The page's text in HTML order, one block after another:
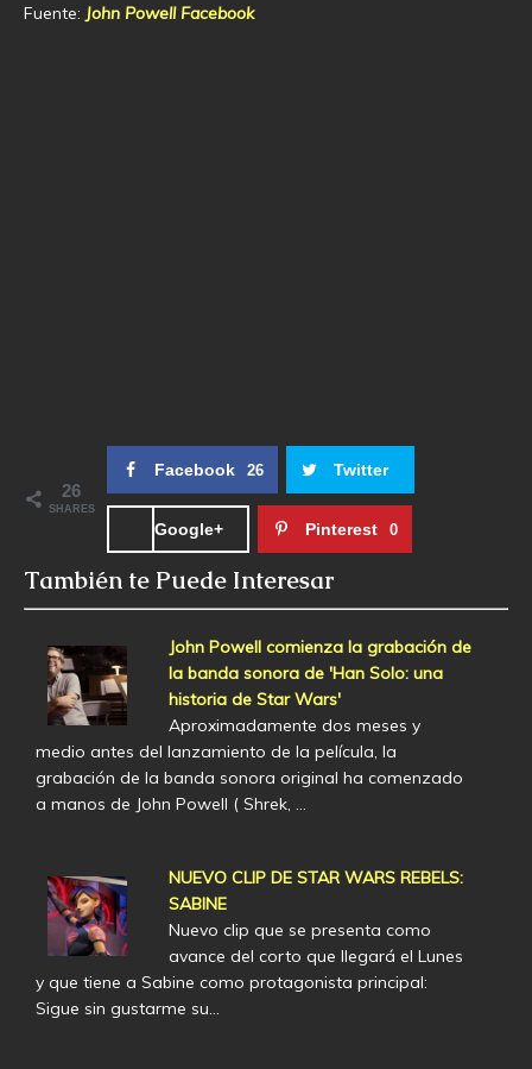
Fuente: John Powell Facebook
26
SHARES
Facebook 26 Twitter
Google+ Pinterest 0
También te Puede Interesar
John Powell comienza la grabación de
la banda sonora de 'Han Solo: una
historia de Star Wars'
Aproximadamente dos meses y
medio antes del lanzamiento de la película, la
grabación de la banda sonora original ha comenzado
a manos de John Powell ( Shrek, …
NUEVO CLIP DE STAR WARS REBELS:
SABINE
Nuevo clip que se presenta como
avance del corto que llegará el Lunes
y que tiene a Sabine como protagonista principal:
Sigue sin gustarme su…